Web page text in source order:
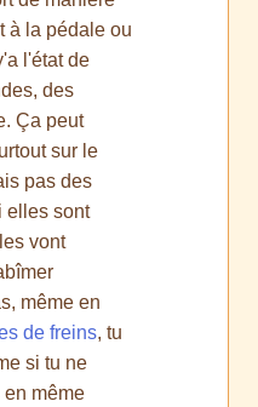
à la pédale ou
l'état de
des
Ça peut
sur le
pas des
elles sont
vont
même en
de freins, tu
si tu ne
même